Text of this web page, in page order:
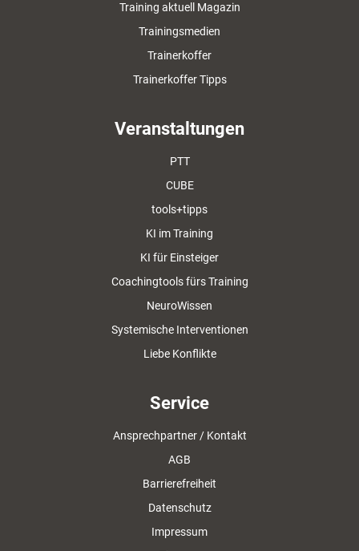
Training aktuell Magazin
Trainingsmedien
Trainerkoffer
Trainerkoffer Tipps
Veranstaltungen
PTT
CUBE
tools+tipps
KI im Training
KI für Einsteiger
Coachingtools fürs Training
NeuroWissen
Systemische Interventionen
Liebe Konflikte
Service
Ansprechpartner / Kontakt
AGB
Barrierefreiheit
Datenschutz
Impressum